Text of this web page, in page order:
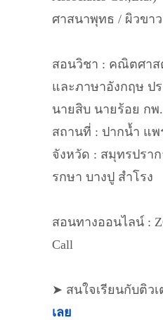
ศาสนาพุทธ / ผิวขา
สอนวิชา : คณิตศา
และภาษาอังกฤษ ป
นายสิบ นายร้อย กพ.
สถานที่ : ปากน้ำ แพ
จังหวัด : สมุทรปรา
รกษา บางปู สำโรง
สอนทางออนไลน์ :
Call
➤ สนใจเรียนกับติว
เลย